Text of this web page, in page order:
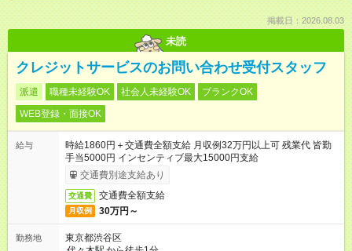
掲載日：2026.08.03
未読
クレジットサービスのお問い合わせ受付スタッフ
派遣 職種未経験OK 社会人未経験OK
ブランクOK
WEB登録・面接OK
給与
時給1860円＋交通費全額支給 月収例32万円以上可 残業代 皆勤
手当5000円 インセンティブ最大15000円支給
交通費別途支給あり
交通費 交通費全額支給
月収例 30万円～
勤務地
東京都渋谷区